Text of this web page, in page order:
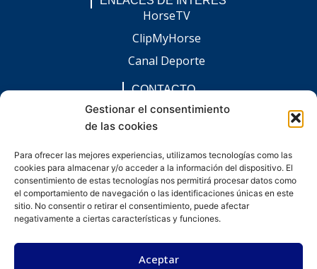
Gestionar el consentimiento
de las cookies
Para ofrecer las mejores experiencias, utilizamos tecnologías como las
cookies para almacenar y/o acceder a la información del dispositivo. El
consentimiento de estas tecnologías nos permitirá procesar datos como
el comportamiento de navegación o las identificaciones únicas en este
sitio. No consentir o retirar el consentimiento, puede afectar
negativamente a ciertas características y funciones.
Aceptar
HorseTV
ClipMyHorse
Canal Deporte
CONTACTO
comunicacion@chaccoinfo.com
Presentes en todo el ámbito nacional
F
a
c
e
b
o
I
n
s
t
a
g
L
i
n
k
e
d
i
E
n
v
e
l
o
W
h
a
t
s